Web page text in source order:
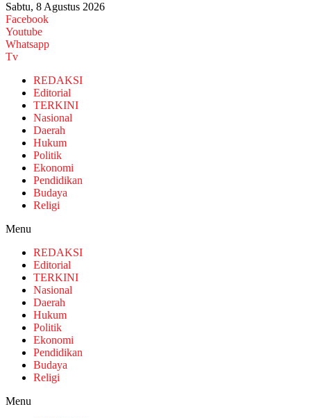
Sabtu, 8 Agustus 2026
Facebook
Youtube
Whatsapp
Tv
REDAKSI
Editorial
TERKINI
Nasional
Daerah
Hukum
Politik
Ekonomi
Pendidikan
Budaya
Religi
Menu
REDAKSI
Editorial
TERKINI
Nasional
Daerah
Hukum
Politik
Ekonomi
Pendidikan
Budaya
Religi
Menu